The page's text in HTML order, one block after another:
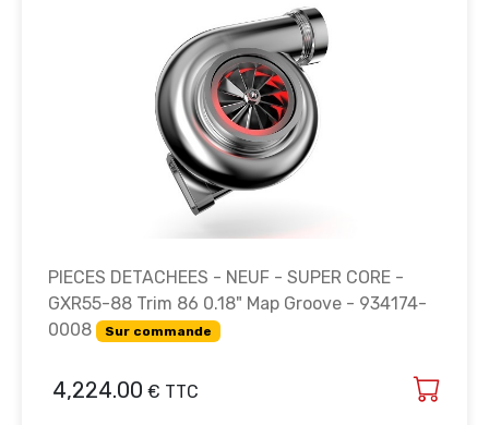
PIECES DETACHEES - NEUF - SUPER CORE -
GXR55-88 Trim 86 0.18" Map Groove - 934174-
0008
Sur commande
4,224.00 € TTC